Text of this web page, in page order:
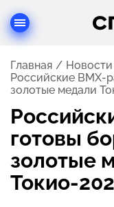
Главная
Новости
Российские BMX-
золотые медали
готовы
золотые
Токио-